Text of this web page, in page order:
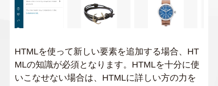
HTMLを使って新しい要素を追加する場合、HT
MLの知識が必須となります。HTMLを十分に使
いこなせない場合は、HTMLに詳しい方の力を